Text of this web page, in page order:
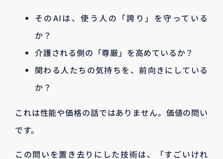
そのAIは、使う人の「誇り」を守っている
か？
介護される側の「尊厳」を高めているか？
関わる人たちの気持ちを、前向きにしている
か？
これは性能や価格の話ではありません。価値の問い
です。
この問いを置き去りにした技術は、「すごいけれ